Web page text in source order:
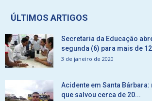
ÚLTIMOS ARTIGOS
Secretaria da Educação
segunda (6) para mais de
3 de janeiro de 2020
Acidente em Santa
que salvou cerca de 20...